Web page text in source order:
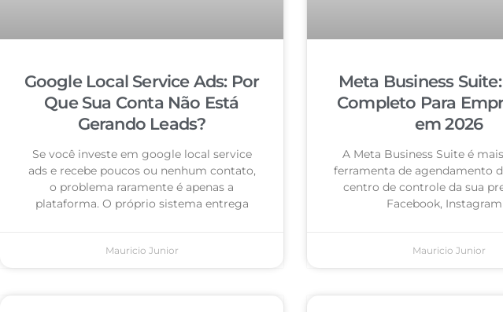
Google Local Service Ads: Por
Que Sua Conta Não Está
Gerando Leads?
Se você investe em google local service
ads e recebe poucos ou nenhum contato,
o problema raramente é apenas a
plataforma. O próprio sistema entrega
Mauricio Junior
Meta Business
Completo Para
em 2026
A Meta Business Suite é
ferramenta de agendamento
centro de controle da sua
Facebook,
Mauricio Junior